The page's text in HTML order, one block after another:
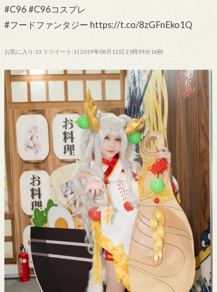
#C96 #C96コスプレ
#フードファンタジー https://t.co/8zGFnEko1Q
お気に入り:13 リツイート:1 | 2019年08月12日 21時39分16秒